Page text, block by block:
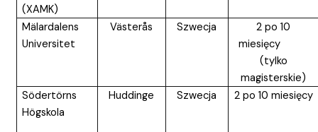
(XAMK)
Mälardalens
Universitet
Västerås Szwecja
2 po 10
miesięcy
(tylko
magisterskie)
Södertörns
Högskola
Huddinge Szwecja 2 po 10 miesięcy